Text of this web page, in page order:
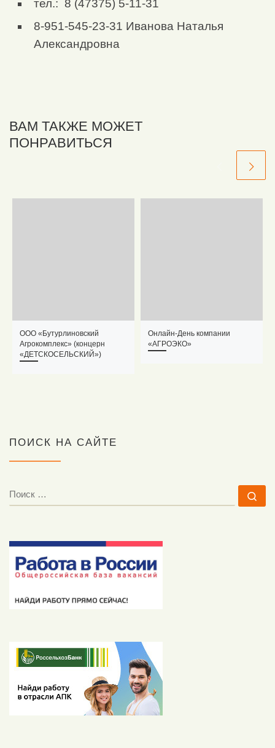
тел.: 8 (47375) 5-11-31
8-951-545-23-31 Иванова Наталья
Александровна
ВАМ ТАКЖЕ МОЖЕТ
ПОНРАВИТЬСЯ
ООО «Бутурлиновский
Агрокомплекс» (концерн
«ДЕТСКОСЕЛЬСКИЙ»)
Онлайн-День компании
«АГРОЭКО»
ПОИСК НА САЙТЕ
ПОИСК